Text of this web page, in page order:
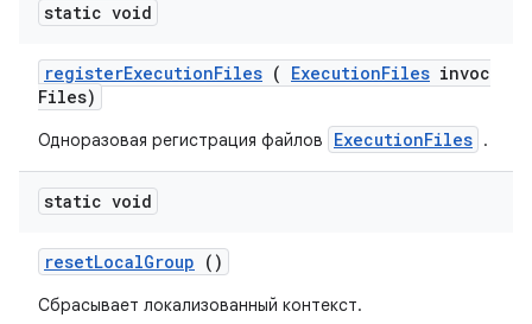
static void
registerExecutionFiles ( ExecutionFiles invoc
Files)
Одноразовая регистрация файлов ExecutionFiles .
static void
resetLocalGroup ()
Сбрасывает локализованный контекст.